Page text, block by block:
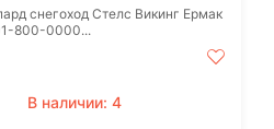
снегоход Стелс Викинг Ермак
800-0000...
В наличии: 4